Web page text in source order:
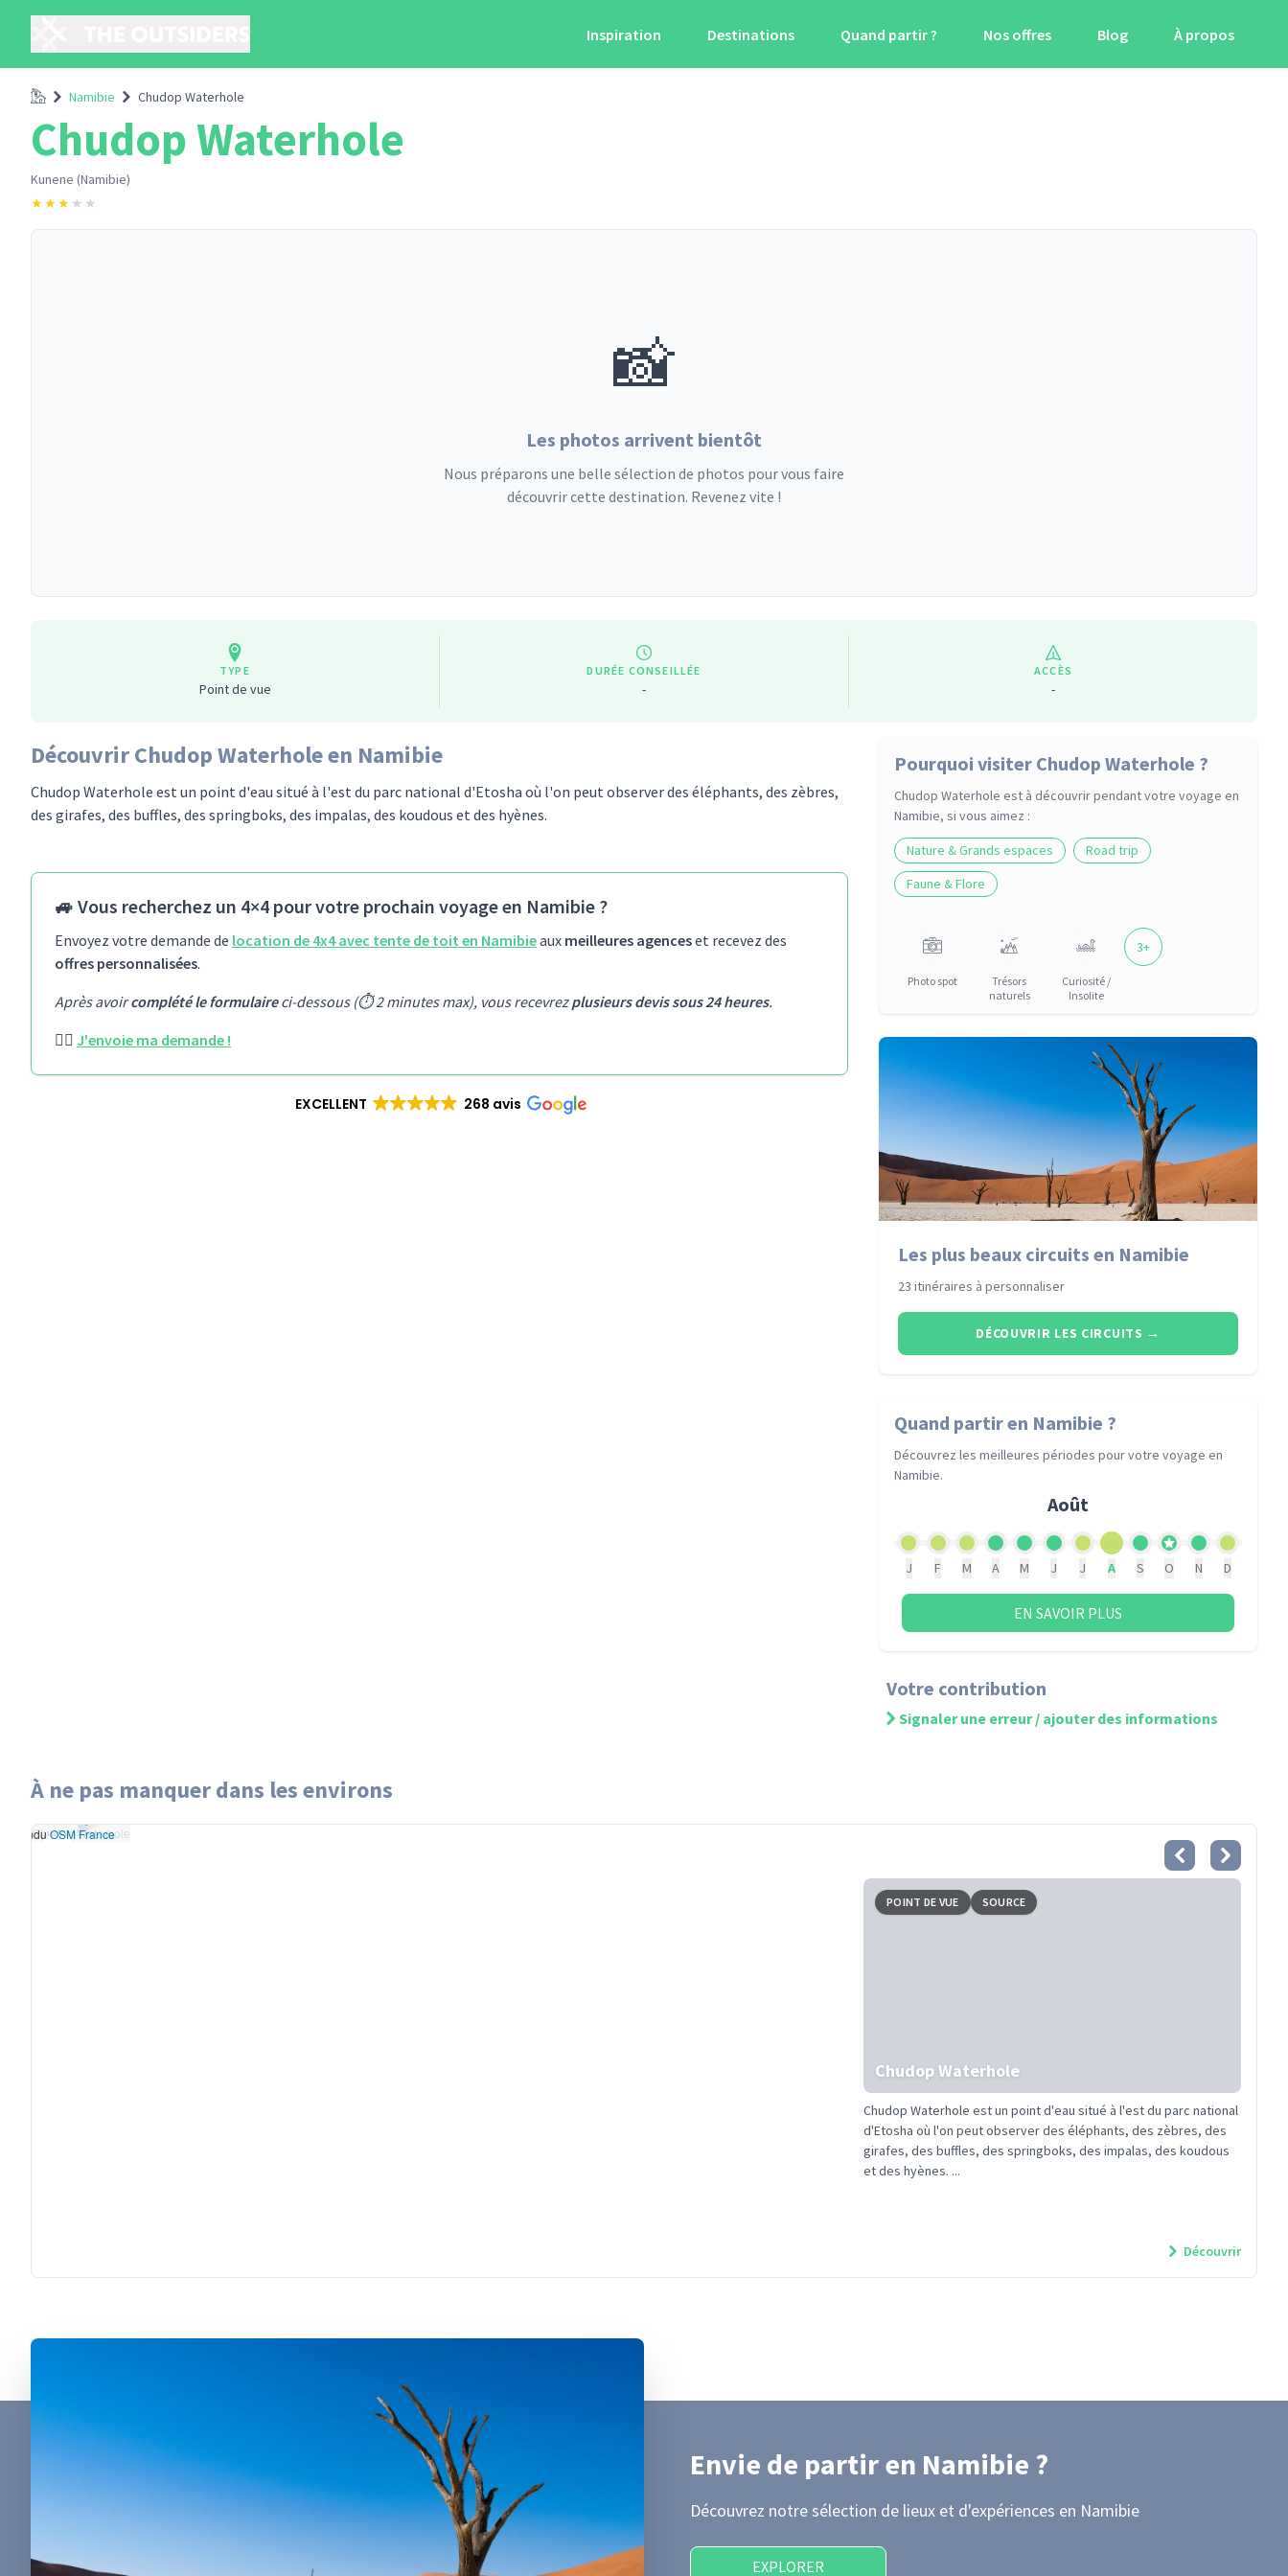
Inspiration Destinations Quand partir ? Nos offres Blog À propos
AccueilNamibie Chudop Waterhole
Chudop Waterhole
Kunene (Namibie)
★★★ ★ ★
📸
Les photos arrivent bientôt
Nous préparons une belle sélection de photos pour vous faire
découvrir cette destination. Revenez vite !
TYPE
Point de vue
DURÉE CONSEILLÉE
-
ACCÈS
-
Découvrir Chudop Waterhole en Namibie
Chudop Waterhole est un point d'eau situé à l'est du parc national d'Etosha où l'on peut observer des éléphants, des zèbres,
des girafes, des buffles, des springboks, des impalas, des koudous et des hyènes.
🚙 Vous recherchez un 4×4 pour votre prochain voyage en Namibie ?
Envoyez votre demande de location de 4x4 avec tente de toit en Namibieaux meilleures agenceset recevez des
offres personnalisées.
Après avoircomplété le formulaireci-dessous (⏱️ 2 minutes max), vous recevrezplusieurs devis sous 24 heures.
👉🏻 J'envoie ma demande !
EXCELLENT 268 avis
Pourquoi visiter Chudop Waterhole ?
Chudop Waterhole est à découvrir pendant votre voyage en
Namibie, si vous aimez :
Nature & Grands espaces
Road trip
Faune & Flore
Photo spot
Trésors
naturels
Curiosité /
Insolite
3+
Les plus beaux circuits en Namibie
23 itinéraires à personnaliser
DÉCOUVRIR LES CIRCUITS →
Quand partiren Namibie ?
Découvrez les meilleures périodes pour votre voyageen
Namibie.
Août
J F M A M J J A S O N D
EN SAVOIR PLUS
Votre contribution
Signaler une erreur / ajouter des informations
À ne pas manquer dans les environs
Chudop Waterhole
Leaflet données ©
- renduOSM France
Chudop Waterhole
POINT DE VUE SOURCE
Chudop Waterhole
Chudop Waterhole est un point d'eau situé à l'est du parc national
d'Etosha où l'on peut observer des éléphants, des zèbres, des
girafes, des buffles, des springboks, des impalas, des koudous
et des hyènes. ...
Découvrir
Envie de partiren Namibie ?
Découvrez notre sélection de lieux et d'expériences en Namibie
EXPLORER